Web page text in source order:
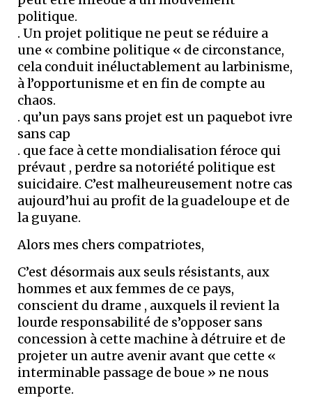
politique.
. Un projet politique ne peut se réduire a
une « combine politique « de circonstance,
cela conduit inéluctablement au larbinisme,
à l’opportunisme et en fin de compte au
chaos.
. qu’un pays sans projet est un paquebot ivre
sans cap
. que face à cette mondialisation féroce qui
prévaut , perdre sa notoriété politique est
suicidaire. C’est malheureusement notre cas
aujourd’hui au profit de la guadeloupe et de
la guyane.
Alors mes chers compatriotes,
C’est désormais aux seuls résistants, aux
hommes et aux femmes de ce pays,
conscient du drame , auxquels il revient la
lourde responsabilité de s’opposer sans
concession à cette machine à détruire et de
projeter un autre avenir avant que cette «
interminable passage de boue » ne nous
emporte.